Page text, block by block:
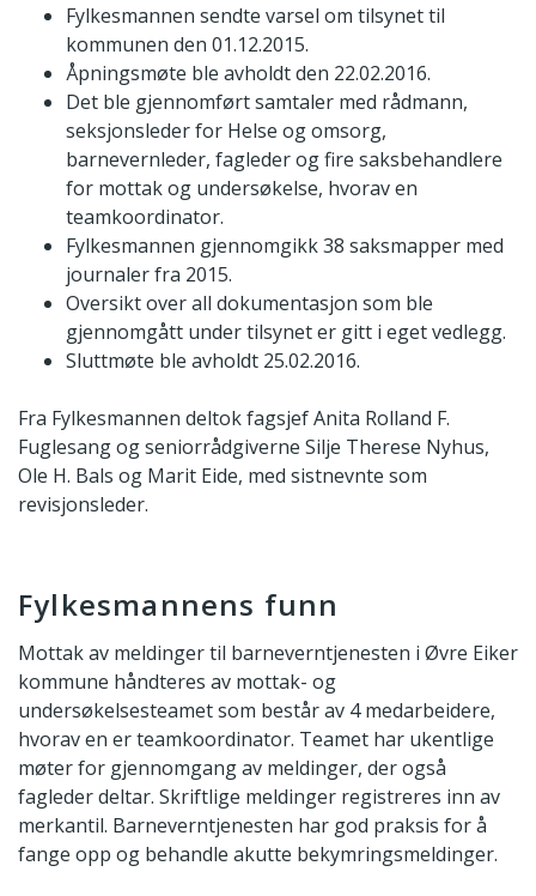
Fylkesmannen sendte varsel om tilsynet til
kommunen den 01.12.2015.
Åpningsmøte ble avholdt den 22.02.2016.
Det ble gjennomført samtaler med rådmann,
seksjonsleder for Helse og omsorg,
barnevernleder, fagleder og fire saksbehandlere
for mottak og undersøkelse, hvorav en
teamkoordinator.
Fylkesmannen gjennomgikk 38 saksmapper med
journaler fra 2015.
Oversikt over all dokumentasjon som ble
gjennomgått under tilsynet er gitt i eget vedlegg.
Sluttmøte ble avholdt 25.02.2016.
Fra Fylkesmannen deltok fagsjef Anita Rolland F.
Fuglesang og seniorrådgiverne Silje Therese Nyhus,
Ole H. Bals og Marit Eide, med sistnevnte som
revisjonsleder.
Fylkesmannens funn
Mottak av meldinger til barneverntjenesten i Øvre Eiker
kommune håndteres av mottak- og
undersøkelsesteamet som består av 4 medarbeidere,
hvorav en er teamkoordinator. Teamet har ukentlige
møter for gjennomgang av meldinger, der også
fagleder deltar. Skriftlige meldinger registreres inn av
merkantil. Barneverntjenesten har god praksis for å
fange opp og behandle akutte bekymringsmeldinger.